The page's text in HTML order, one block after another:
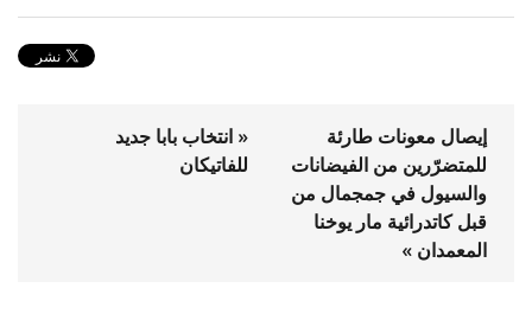
« انتخاب بابا جديد
للفاتيكان
إيصال معونات طارئة
للمتضرّرين من الفيضانات
والسيول في جمجمال من
قبل كاتدرائية مار يوخنا
المعمدان »